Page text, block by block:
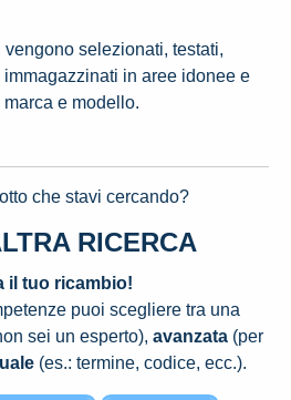
vengono selezionati, testati,
in aree idonee e
e modello.
che stavi cercando?
RICERCA
il tuo ricambio!
puoi scegliere tra una
sei un esperto), avanzata (per
(es.: termine, codice, ecc.).